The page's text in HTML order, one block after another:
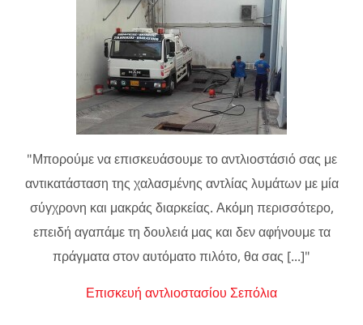
"Μπορούμε να επισκευάσουμε το αντλιοστάσιό σας με
αντικατάσταση της χαλασμένης αντλίας λυμάτων με μία
σύγχρονη και μακράς διαρκείας. Ακόμη περισσότερο,
επειδή αγαπάμε τη δουλειά μας και δεν αφήνουμε τα
πράγματα στον αυτόματο πιλότο, θα σας [...]"
Επισκευή αντλιοστασίου Σεπόλια